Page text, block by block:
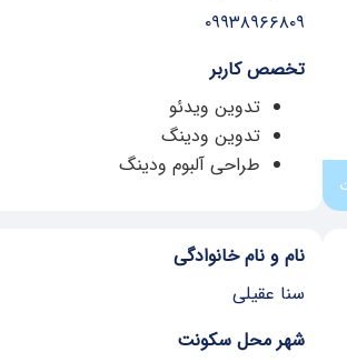
۰۹۹۳۸۹۶۶۸۰۹
تخصص کاربر
تدوین ویدئو
تدوین ودینگ
طراحی آلبوم ودینگ
نام و نام خانوادگی
سنا عقیلی
شهر محل سکونت